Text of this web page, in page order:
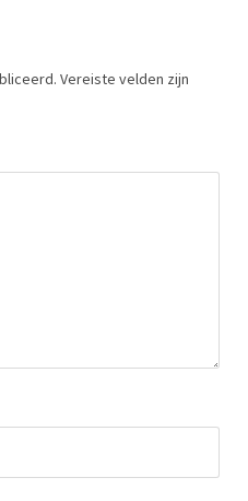
Vereiste velden zijn